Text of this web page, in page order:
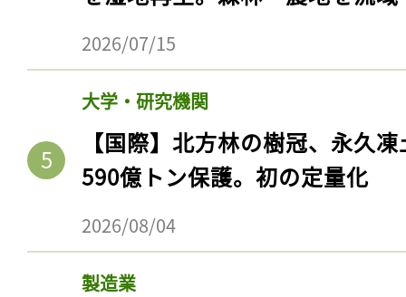
2026/07/15
大学・研究機関
【国際】北方林の樹冠、永久
590億トン保護。初の定量化
2026/08/04
製造業